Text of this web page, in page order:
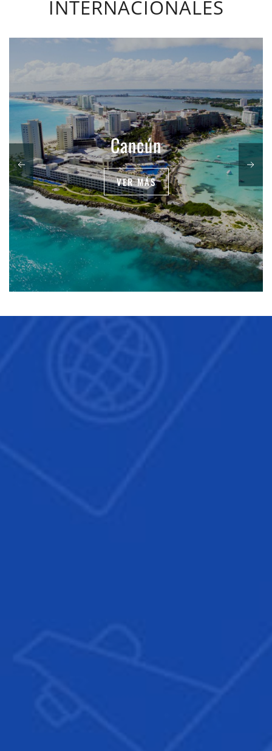
INTERNACIONALES
Cancún
VER MÁS